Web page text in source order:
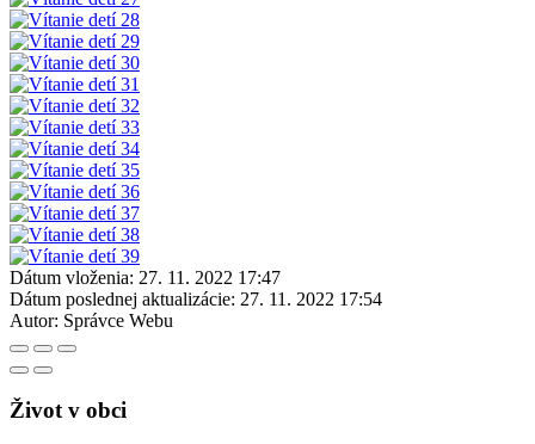
Dátum vloženia: 27. 11. 2022 17:47
Dátum poslednej aktualizácie: 27. 11. 2022 17:54
Autor: Správce Webu
Život v obci